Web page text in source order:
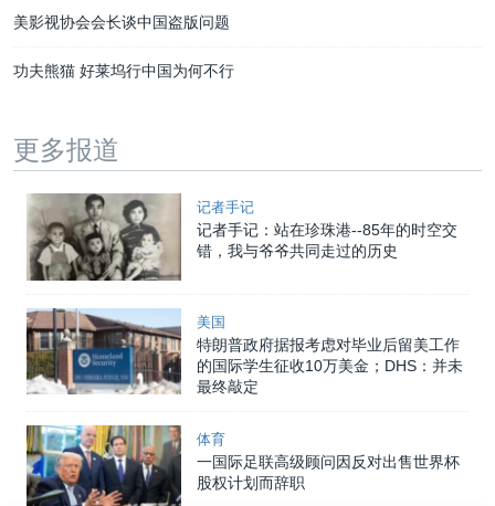
美影视协会会长谈中国盗版问题
功夫熊猫 好莱坞行中国为何不行
更多报道
记者手记
记者手记：站在珍珠港--85年的时空交
错，我与爷爷共同走过的历史
美国
特朗普政府据报考虑对毕业后留美工作
的国际学生征收10万美金；DHS：并未
最终敲定
体育
一国际足联高级顾问因反对出售世界杯
股权计划而辞职